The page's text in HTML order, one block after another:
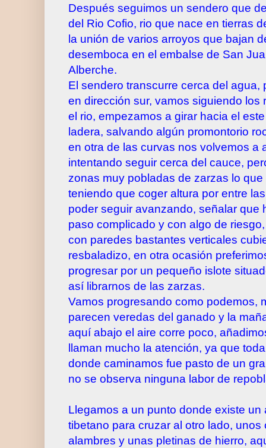
Después seguimos un sendero que
del Rio Cofio, rio que nace en tierras
la unión de varios arroyos que bajan
desemboca en el embalse de San
Alberche.
El sendero transcurre cerca del agua,
en dirección sur, vamos siguiendo los
el rio, empezamos a girar hacia el
ladera, salvando algún promontorio
en otra de las curvas nos volvemos a
intentando seguir cerca del cauce,
zonas muy pobladas de zarzas lo
teniendo que coger altura por entre
poder seguir avanzando, señalar que
paso complicado y con algo de
con paredes bastantes verticales
resbaladizo, en otra ocasión
progresar por un pequeño islote
así librarnos de las zarzas.
Vamos progresando como podemos,
parecen veredas del ganado y la
aquí abajo el aire corre poco,
llaman mucho la atención, ya que
donde caminamos fue pasto de un
no se observa ninguna labor de
Llegamos a un punto donde existe un
tibetano para cruzar al otro lado,
alambres y unas pletinas de hierro,